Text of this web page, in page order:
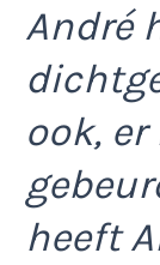
André
ook,
heeft